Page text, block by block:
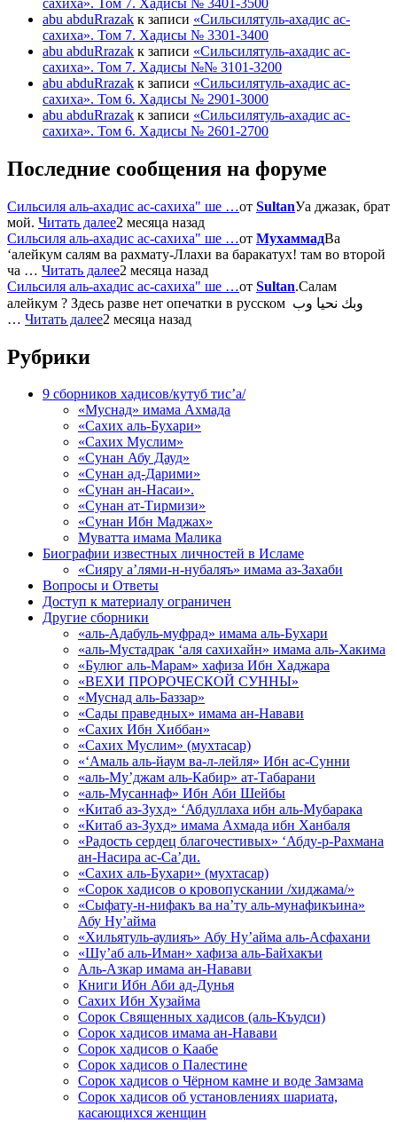
abu abduRrazak к записи «Сильсилятуль-ахадис ас-
сахиха». Том 7. Хадисы № 3301-3400
abu abduRrazak к записи «Сильсилятуль-ахадис ас-
сахиха». Том 7. Хадисы №№ 3101-3200
abu abduRrazak к записи «Сильсилятуль-ахадис ас-
сахиха». Том 6. Хадисы № 2901-3000
abu abduRrazak к записи «Сильсилятуль-ахадис ас-
сахиха». Том 6. Хадисы № 2601-2700
Последние сообщения на форуме
Сильсиля аль-ахадис ас-сахиха" ше …от SultanУа джазак, брат
мой. Читать далее2 месяца назад
Сильсиля аль-ахадис ас-сахиха" ше …от МухаммадВа
‘алейкум салям ва рахмату-Ллахи ва баракатух! там во второй
ча … Читать далее2 месяца назад
Сильсиля аль-ахадис ас-сахиха" ше …от Sultan.Салам
алейкум ? Здесь разве нет опечатки в русском وبك نحيا وب
… Читать далее2 месяца назад
Рубрики
9 сборников хадисов/кутуб тис’а/
«Муснад» имама Ахмада
«Сахих аль-Бухари»
«Сахих Муслим»
«Сунан Абу Дауд»
«Сунан ад-Дарими»
«Сунан ан-Насаи».
«Сунан ат-Тирмизи»
«Сунан Ибн Маджах»
Муватта имама Малика
Биографии известных личностей в Исламе
«Сияру а’лями-н-нубаляъ» имама аз-Захаби
Вопросы и Ответы
Доступ к материалу ограничен
Другие сборники
«аль-Адабуль-муфрад» имама аль-Бухари
«аль-Мустадрак ‘аля сахихайн» имама аль-Хакима
«Булюг аль-Марам» хафиза Ибн Хаджара
«ВЕХИ ПРОРОЧЕСКОЙ СУННЫ»
«Муснад аль-Баззар»
«Сады праведных» имама ан-Навави
«Сахих Ибн Хиббан»
«Сахих Муслим» (мухтасар)
«‘Амаль аль-йаум ва-л-лейля» Ибн ас-Сунни
«аль-Му’джам аль-Кабир» ат-Табарани
«аль-Мусаннаф» Ибн Аби Шейбы
«Китаб аз-Зухд» ‘Абдуллаха ибн аль-Мубарака
«Китаб аз-Зухд» имама Ахмада ибн Ханбаля
«Радость сердец благочестивых» ‘Абду-р-Рахмана
ан-Насира ас-Са’ди.
«Сахих аль-Бухари» (мухтасар)
«Сорок хадисов о кровопускании /хиджама/»
«Сыфату-н-нифакъ ва на’ту аль-мунафикъина»
Абу Ну’айма
«Хильятуль-аулияъ» Абу Ну’айма аль-Асфахани
«Шу’аб аль-Иман» хафиза аль-Байхакъи
Аль-Азкар имама ан-Навави
Книги Ибн Аби ад-Дунья
Сахих Ибн Хузайма
Сорок Священных хадисов (аль-Къудси)
Сорок хадисов имама ан-Навави
Сорок хадисов о Каабе
Сорок хадисов о Палестине
Сорок хадисов о Чёрном камне и воде Замзама
Сорок хадисов об установлениях шариата,
касающихся женщин